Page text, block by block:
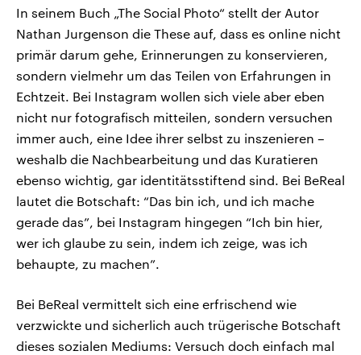
In seinem Buch „The Social Photo“ stellt der Autor
Nathan Jurgenson die These auf, dass es online nicht
primär darum gehe, Erinnerungen zu konservieren,
sondern vielmehr um das Teilen von Erfahrungen in
Echtzeit. Bei Instagram wollen sich viele aber eben
nicht nur fotografisch mitteilen, sondern versuchen
immer auch, eine Idee ihrer selbst zu inszenieren –
weshalb die Nachbearbeitung und das Kuratieren
ebenso wichtig, gar identitätsstiftend sind. Bei BeReal
lautet die Botschaft: “Das bin ich, und ich mache
gerade das”, bei Instagram hingegen “Ich bin hier,
wer ich glaube zu sein, indem ich zeige, was ich
behaupte, zu machen”.
Bei BeReal vermittelt sich eine erfrischend wie
verzwickte und sicherlich auch trügerische Botschaft
dieses sozialen Mediums: Versuch doch einfach mal